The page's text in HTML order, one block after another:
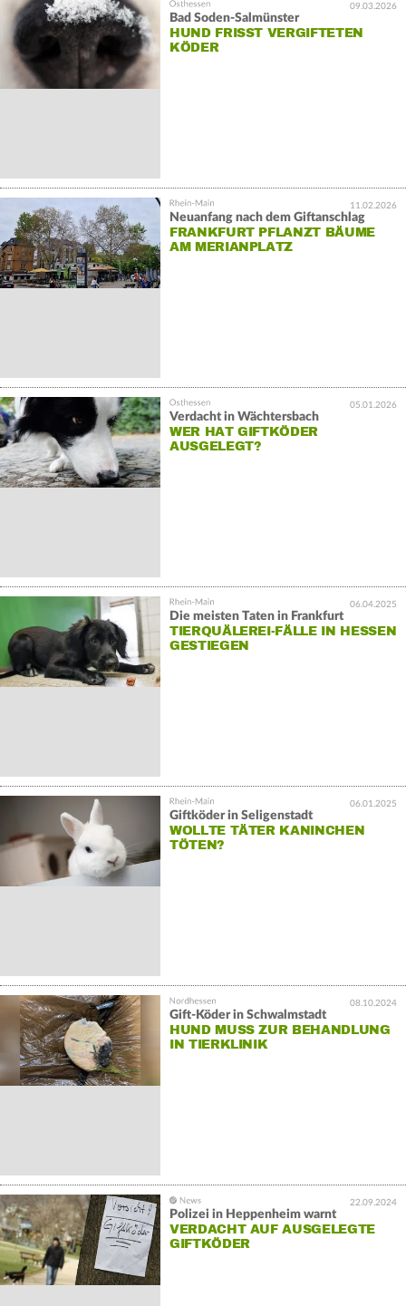
09.03.2026
Bad Soden-Salmünster
HUND FRISST VERGIFTETEN
KÖDER
11.02.2026
Neuanfang nach dem Giftanschlag
FRANKFURT PFLANZT BÄUME
AM MERIANPLATZ
05.01.2026
Verdacht in Wächtersbach
WER HAT GIFTKÖDER
AUSGELEGT?
06.04.2025
Die meisten Taten in Frankfurt
TIERQUÄLEREI-FÄLLE IN HESSEN
GESTIEGEN
06.01.2025
Giftköder in Seligenstadt
WOLLTE TÄTER KANINCHEN
TÖTEN?
08.10.2024
Gift-Köder in Schwalmstadt
HUND MUSS ZUR BEHANDLUNG
IN TIERKLINIK
22.09.2024
Polizei in Heppenheim warnt
VERDACHT AUF AUSGELEGTE
GIFTKÖDER